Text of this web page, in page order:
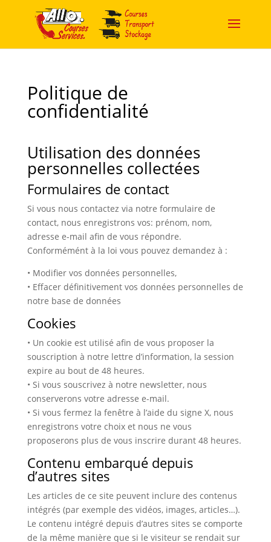
Politique de
confidentialité
Utilisation des données
personnelles collectées
Formulaires de contact
Si vous nous contactez via notre formulaire de
contact, nous enregistrons vos: prénom, nom,
adresse e-mail afin de vous répondre.
Conformémént à la loi vous pouvez demandez à :
• Modifier vos données personnelles,
• Effacer définitivement vos données personnelles de
notre base de données
Cookies
• Un cookie est utilisé afin de vous proposer la
souscription à notre lettre d’information, la session
expire au bout de 48 heures.
• Si vous souscrivez à notre newsletter, nous
conserverons votre adresse e-mail.
• Si vous fermez la fenêtre à l’aide du signe X, nous
enregistrons votre choix et nous ne vous
proposerons plus de vous inscrire durant 48 heures.
Contenu embarqué depuis
d’autres sites
Les articles de ce site peuvent inclure des contenus
intégrés (par exemple des vidéos, images, articles…).
Le contenu intégré depuis d’autres sites se comporte
de la même manière que si le visiteur se rendait sur